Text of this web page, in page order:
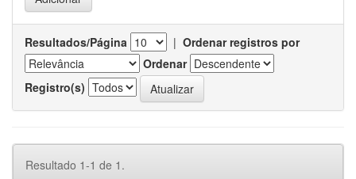
Resultados/Página | Ordenar registros por
Ordenar
Registro(s)
Resultado 1-1 de 1.